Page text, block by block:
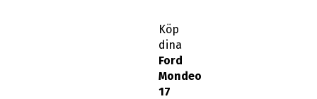
Köp
dina
Ford
Mondeo
17